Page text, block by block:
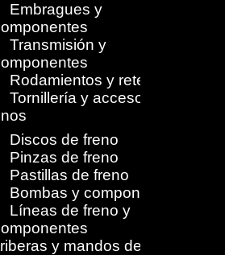
Embragues y
Transmisión y
Rodamientos y retenes
Tornillería y accesorios
Discos de freno
Pinzas de freno
Pastillas de freno
Bombas y componentes
Líneas de freno y
y mandos de pie